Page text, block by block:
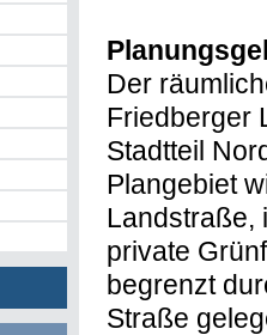
Der
Friedberger
Stadtteil
Plangebiet
Landstraße,
private
begrenzt
Straße